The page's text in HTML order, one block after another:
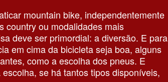
mountain bike, independentemente
country ou modalidades mais
deve ser primordial: a diversão. E para
em cima da bicicleta seja boa, alguns
como a escolha dos pneus. E
se há tantos tipos disponíveis,